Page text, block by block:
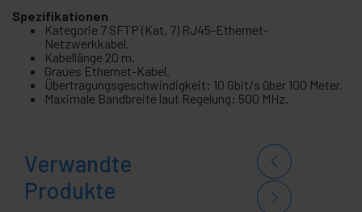
Spezifikationen
Kategorie 7 SFTP (Kat. 7) RJ45-Ethernet-
Netzwerkkabel.
Kabellänge 20 m.
Graues Ethernet-Kabel.
Übertragungsgeschwindigkeit: 10 Gbit/s über 100 Meter.
Maximale Bandbreite laut Regelung: 500 MHz.
Verwandte
Produkte